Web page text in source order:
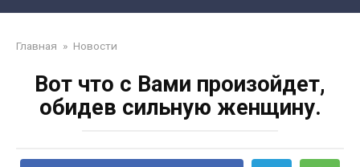
Главная » Новости
Вот что с Вами произойдет,
обидев сильную женщину.